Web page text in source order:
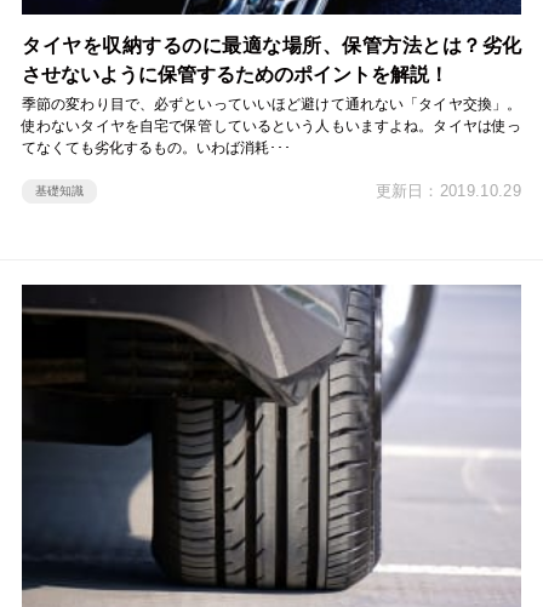
タイヤを収納するのに最適な場所、保管方法とは？劣化
させないように保管するためのポイントを解説！
季節の変わり目で、必ずといっていいほど避けて通れない「タイヤ交換」。
使わないタイヤを自宅で保管しているという人もいますよね。タイヤは使っ
てなくても劣化するもの。いわば消耗･･･
基礎知識 更新日：2019.10.29